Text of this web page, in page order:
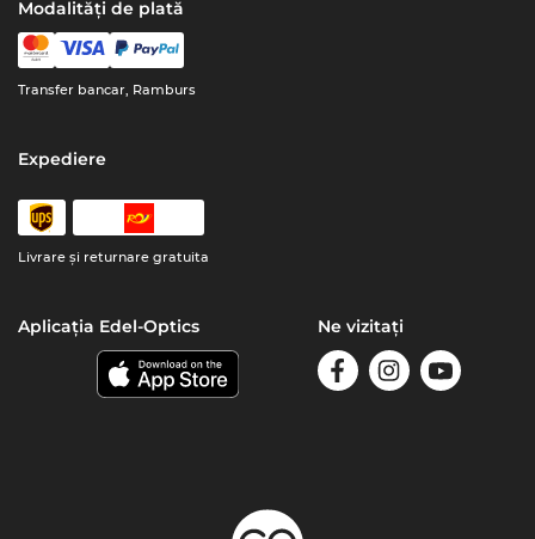
Modalități de plată
Transfer bancar, Ramburs
Expediere
Livrare şi returnare gratuita
Aplicația Edel-Optics Ne vizitați